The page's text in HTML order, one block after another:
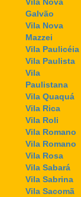
Galvão
Vila Nova
Mazzei
Vila Paulicéia
Vila Paulista
Vila
Paulistana
Vila Quaquá
Vila Rica
Vila Roli
Vila Romano
Vila Romano
Vila Rosa
Vila Sabará
Vila Sabrina
Vila Sacomã